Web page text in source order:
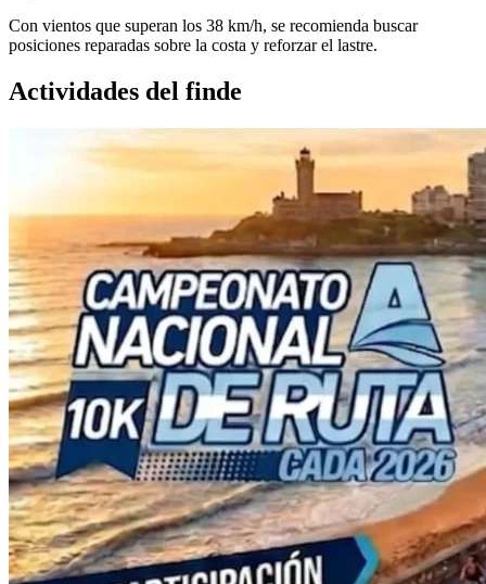
Con vientos que superan los 38 km/h, se recomienda buscar
posiciones reparadas sobre la costa y reforzar el lastre.
Actividades del finde